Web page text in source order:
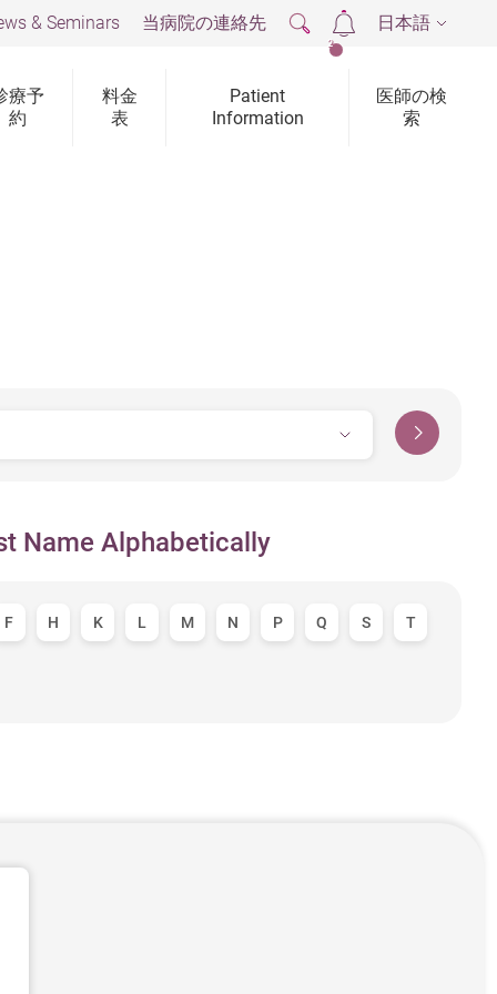
療予
約
料金
表
Patient
Information
医師の検
索
& Seminars 当病院の連絡先
2
日本語
Name Alphabetically
F H K L M N P Q S T